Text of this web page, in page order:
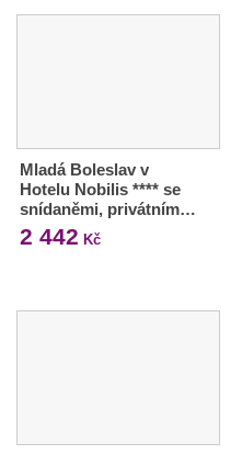
Mladá Boleslav v
Hotelu Nobilis **** se
snídaněmi, privátním…
2 442 Kč